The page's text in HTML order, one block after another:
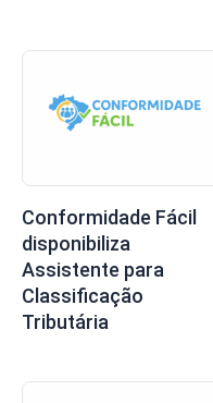
Conformidade Fácil
disponibiliza
Assistente para
Classificação
Tributária